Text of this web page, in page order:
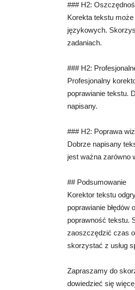
### H2:
Korekta tekstu
językowych.
zadaniach.
### H2:
Profesjonalny
poprawianie tekstu.
napisany.
### H2: Poprawa
Dobrze napisany
jest ważna zarówno
## Podsumowanie
Korektor tekstu
poprawianie
poprawność tekstu.
zaoszczędzić czas
skorzystać z usług
Zapraszamy do
dowiedzieć się